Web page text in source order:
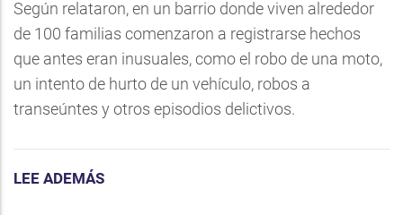
Según relataron, en un barrio donde viven alrededor
de 100 familias comenzaron a registrarse hechos
que antes eran inusuales, como el robo de una moto,
un intento de hurto de un vehículo, robos a
transeúntes y otros episodios delictivos.
LEE ADEMÁS